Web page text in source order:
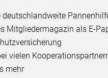
deutschlandweite
Mitgliedermagazin als E-
vielen
mehr